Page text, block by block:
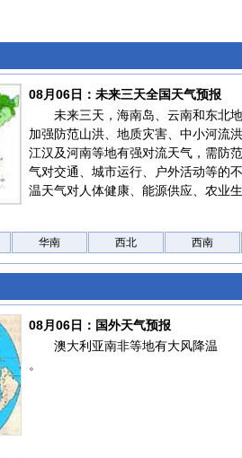
08月06日：未来三天全国天气预报
未来三天，海南岛、云南和东北
加强防范山洪、地质灾害、中小河流
江汉及河南等地有强对流天气，需防
气对交通、城市运行、户外活动等的
温天气对人体健康、能源供应、农业
华南 西北 西南
08月06日：国外天气预报
澳大利亚南非等地有大风降温
。